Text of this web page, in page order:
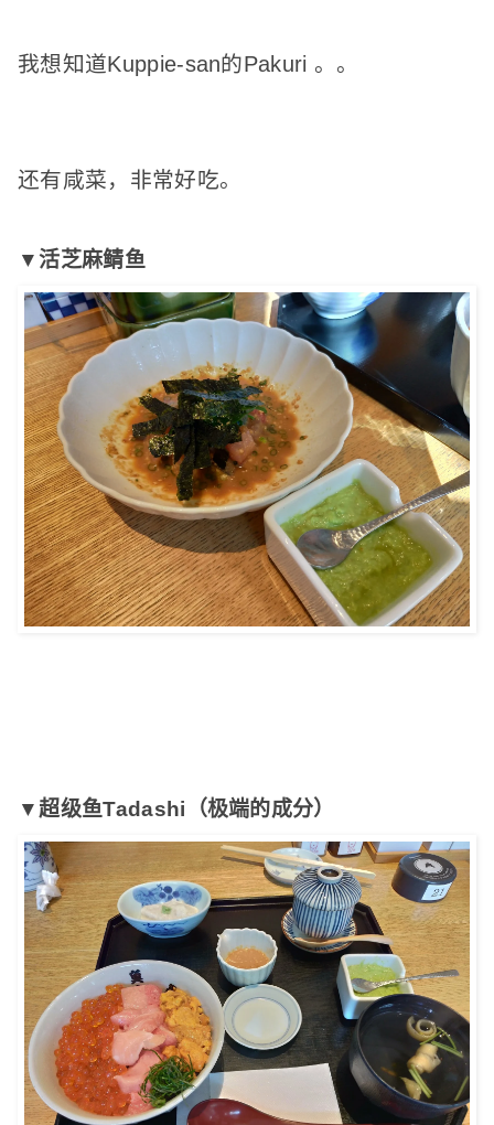
我想知道Kuppie-san的Pakuri 。 。
还有咸菜，非常好吃。
▼活芝麻鲭鱼
▼超级鱼Tadashi（极端的成分）